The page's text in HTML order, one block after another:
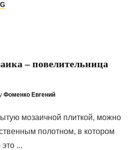
– повелительница
Фоменко Евгений
мозаичной плиткой, можно
полотном, в котором
...